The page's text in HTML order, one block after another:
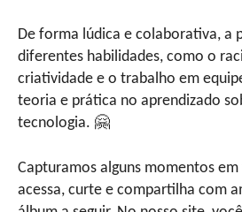
De forma lúdica e colaborativa, a
diferentes habilidades, como o
criatividade e o trabalho em
teoria e prática no aprendizado
tecnologia. 🤗
Capturamos alguns momentos
acessa, curte e compartilha com